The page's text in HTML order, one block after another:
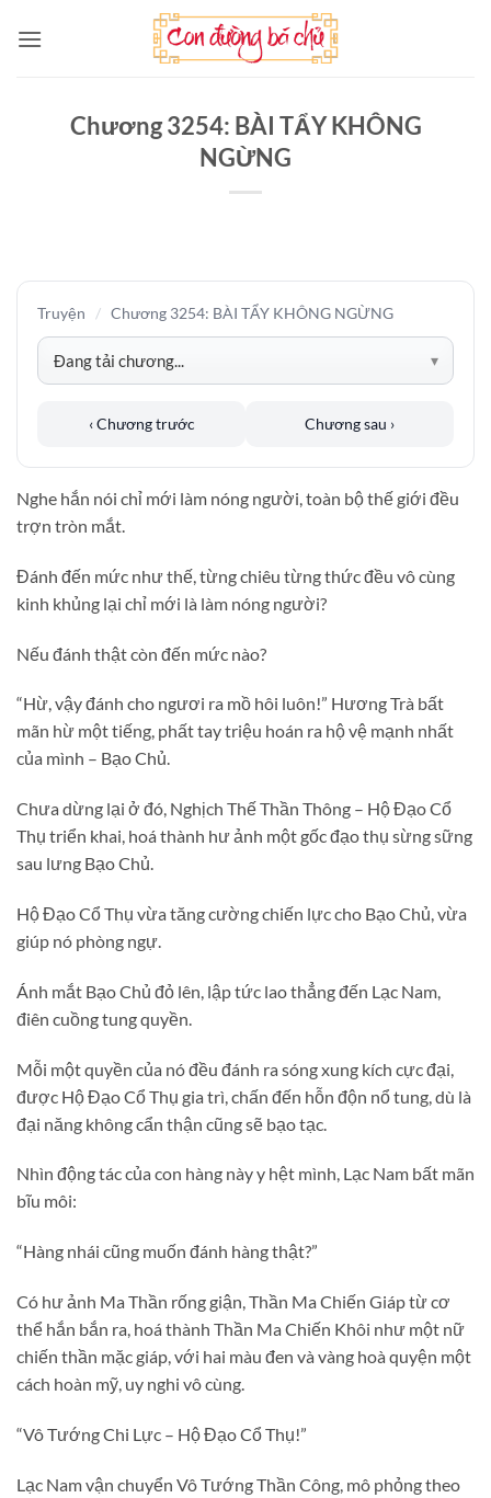
qua
Chương 3254: BÀI TẨY KHÔNG
NGỪNG
Truyện / Chương 3254: BÀI TẨY KHÔNG NGỪNG
‹ Chương trước Chương sau ›
Nghe hắn nói chỉ mới làm nóng người, toàn bộ thế giới đều
trợn tròn mắt.
Đánh đến mức như thế, từng chiêu từng thức đều vô cùng
kinh khủng lại chỉ mới là làm nóng người?
Nếu đánh thật còn đến mức nào?
“Hừ, vậy đánh cho ngươi ra mồ hôi luôn!” Hương Trà bất
mãn hừ một tiếng, phất tay triệu hoán ra hộ vệ mạnh nhất
của mình – Bạo Chủ.
Chưa dừng lại ở đó, Nghịch Thế Thần Thông – Hộ Đạo Cổ
Thụ triển khai, hoá thành hư ảnh một gốc đạo thụ sừng sững
sau lưng Bạo Chủ.
Hộ Đạo Cổ Thụ vừa tăng cường chiến lực cho Bạo Chủ, vừa
giúp nó phòng ngự.
Ánh mắt Bạo Chủ đỏ lên, lập tức lao thẳng đến Lạc Nam,
điên cuồng tung quyền.
Mỗi một quyền của nó đều đánh ra sóng xung kích cực đại,
được Hộ Đạo Cổ Thụ gia trì, chấn đến hỗn độn nổ tung, dù là
đại năng không cẩn thận cũng sẽ bạo tạc.
Nhìn động tác của con hàng này y hệt mình, Lạc Nam bất mãn
bĩu môi:
“Hàng nhái cũng muốn đánh hàng thật?”
Có hư ảnh Ma Thần rống giận, Thần Ma Chiến Giáp từ cơ
thể hắn bắn ra, hoá thành Thần Ma Chiến Khôi như một nữ
chiến thần mặc giáp, với hai màu đen và vàng hoà quyện một
cách hoàn mỹ, uy nghi vô cùng.
“Vô Tướng Chi Lực – Hộ Đạo Cổ Thụ!”
Lạc Nam vận chuyển Vô Tướng Thần Công, mô phỏng theo